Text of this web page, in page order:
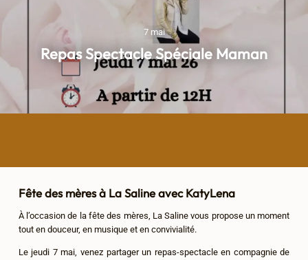
7 mai
Repas Spectacle Spéciale Maman
Fête des mères à La Saline avec KatyLena
À l’occasion de la fête des mères, La Saline vous propose un moment
tout en douceur, en musique et en convivialité.
Le jeudi 7 mai, venez partager un repas-spectacle en compagnie de